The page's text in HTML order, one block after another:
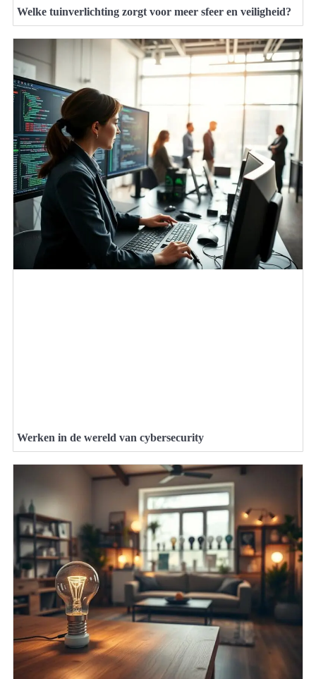
Welke tuinverlichting zorgt voor meer sfeer en veiligheid?
Werken in de wereld van cybersecurity